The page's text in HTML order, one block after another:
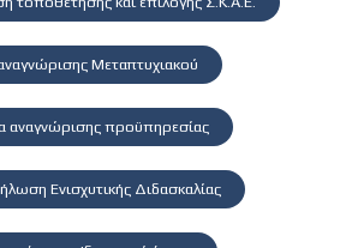
Μεταπτυχιακού
αναγνώρισης προϋπηρεσίας
Ενισχυτικής Διδασκαλίας